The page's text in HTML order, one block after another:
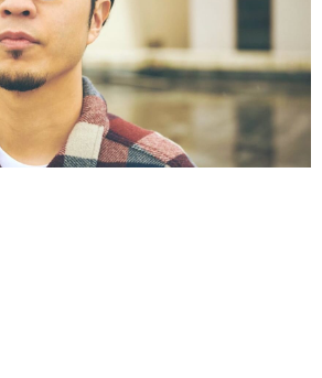
イルゲーム産業史
バイルゲーム史における主要なトピック・タイト
するほか、開発者へのインタビューや識者による
。約20年の歴史が一望できる決定版！
たり〜ゲームクリエイターの青春〜
ケ』『ペンと箸』等で知られるマンガ家・田中圭
るゲーム業界レポートマンガです。